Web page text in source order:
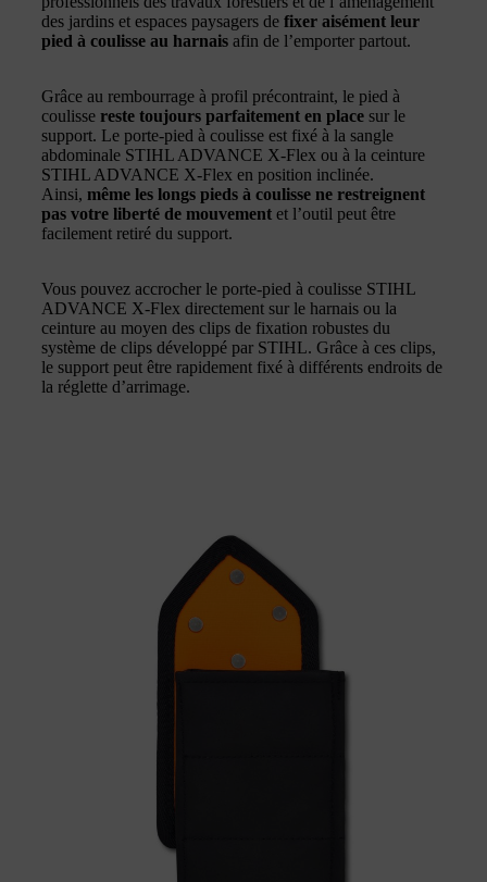
des jardins et espaces paysagers de fixer aisément leur
pied à coulisse au harnais afin de l’emporter partout.
Grâce au rembourrage à profil précontraint, le pied à
coulisse reste toujours parfaitement en place sur le
support. Le porte-pied à coulisse est fixé à la sangle
abdominale STIHL ADVANCE X-Flex ou à la ceinture
STIHL ADVANCE X-Flex en position inclinée.
Ainsi, même les longs pieds à coulisse ne restreignent
pas votre liberté de mouvement et l’outil peut être
facilement retiré du support.
Vous pouvez accrocher le porte-pied à coulisse STIHL
ADVANCE X-Flex directement sur le harnais ou la
ceinture au moyen des clips de fixation robustes du
système de clips développé par STIHL. Grâce à ces clips,
le support peut être rapidement fixé à différents endroits de
la réglette d’arrimage.